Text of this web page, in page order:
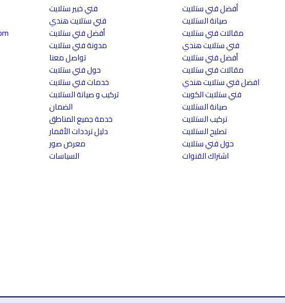
فني خبير ستلايت
فني ستلايت هندي
أفضل فني ستلايت
مدونة فني ستلايت
تواصل معنا
حول فني ستلايت
خدمات فني ستلايت
تركيب و صيانة الستلايت
الضمان
خدمة جميع المناطق
دليل ترددات الأقمار
معرض صور
السياسات
أفضل فني ستلايت
صيانة الستلايت
مقالات فني ستلايت
فني ستلايت هندي
أفضل فني ستلايت
مقالات فني ستلايت
افضل فني ستلايت هندي
فني ستلايت الكويت
صيانة الستلايت
تركيب الستلايت
تصليح الستلايت
حول فني ستلايت
اشتراك القنوات